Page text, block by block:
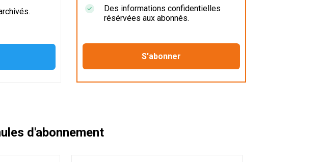
Des informations confidentielles
résérvées aux abonnés.
d'abonnement